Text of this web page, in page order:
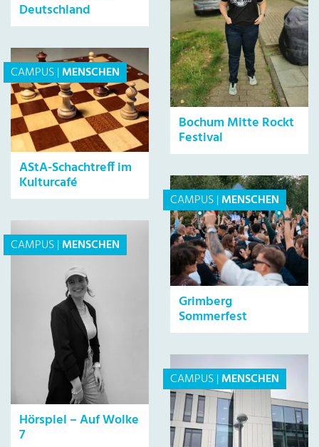
Deutschland
CAMPUS|MENSCHEN
AStA-Schachtreff im
Kulturcafé
CAMPUS|MENSCHEN
Hörspiel – Auf Wolke
7
Bochum Mitte Rockt
Festival
CAMPUS|MENSCHEN
Grimberg
Sommerfest
CAMPUS|MENSCHEN